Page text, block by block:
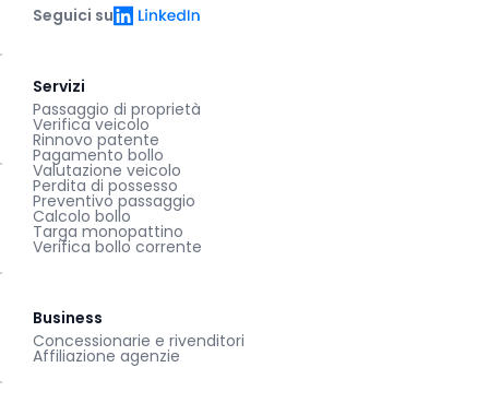
LinkedIn
Seguici su
Servizi
Passaggio di proprietà
Verifica veicolo
Rinnovo patente
Pagamento bollo
Valutazione veicolo
Perdita di possesso
Preventivo passaggio
Calcolo bollo
Targa monopattino
Verifica bollo corrente
Business
Concessionarie e rivenditori
Affiliazione agenzie